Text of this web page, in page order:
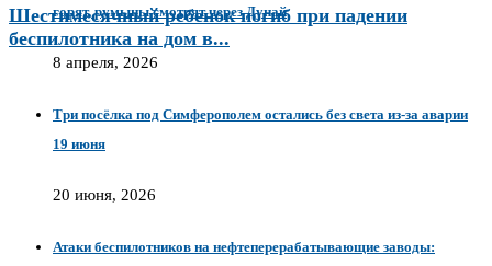
Шестимесячный ребенок погиб при падении
беспилотника на дом в...
горят, румыны смотрят через Дунай
8 апреля, 2026
Три посёлка под Симферополем остались без света из-за аварии
19 июня
20 июня, 2026
Атаки беспилотников на нефтеперерабатывающие заводы: